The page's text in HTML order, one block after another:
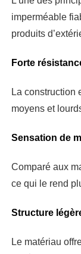
imperméable
produits
Forte
La construction
moyens et
Sensation de
Comparé aux
ce qui le rend
Structure
Le matériau